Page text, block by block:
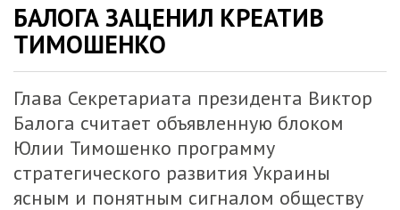
БАЛОГА ЗАЦЕНИЛ КРЕАТИВ
ТИМОШЕНКО
Глава Секретариата президента Виктор
Балога считает объявленную блоком
Юлии Тимошенко программу
стратегического развития Украины
ясным и понятным сигналом обществу